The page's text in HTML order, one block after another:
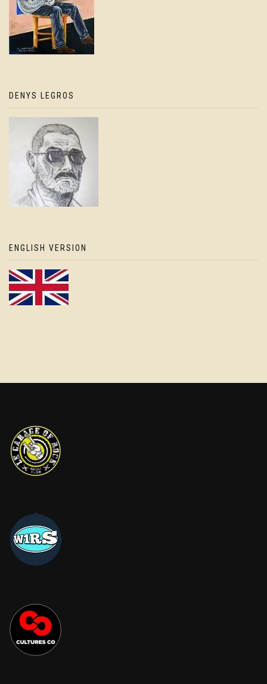
DENYS LEGROS
ENGLISH VERSION